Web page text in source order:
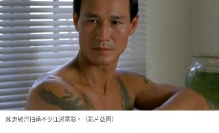
陳惠敏曾拍過不少江湖電影。（影片截圖）